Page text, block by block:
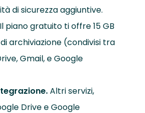
di sicurezza aggiuntive.
Il piano gratuito ti offre 15 GB
archiviazione (condivisi tra
Gmail, e Google
Altri servizi,
Drive e Google